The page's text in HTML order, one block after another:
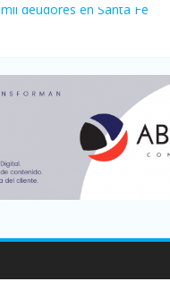
deudores en Santa Fe
de personas viajaron